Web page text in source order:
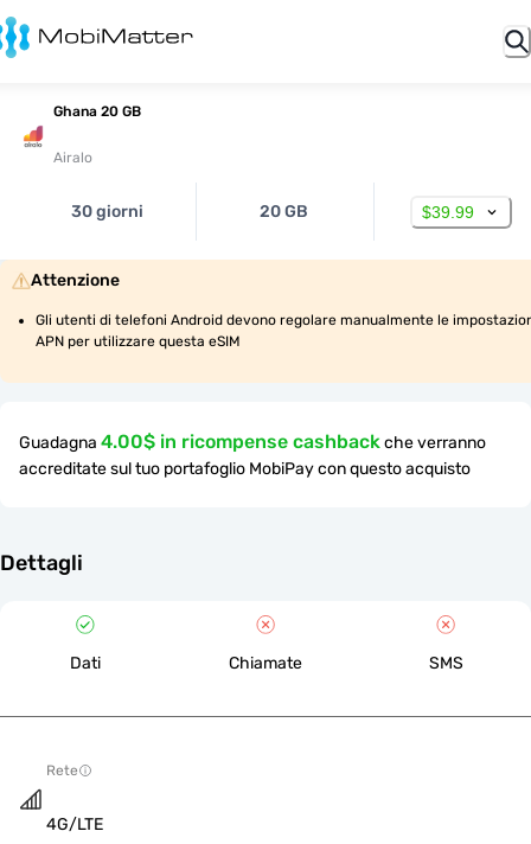
Ghana 20 GB
Airalo
30 giorni 20 GB $39.99
Attenzione
Gli utenti di telefoni Android devono regolare manualmente le
APN per utilizzare questa eSIM
Guadagna 4.00$ in ricompense cashbackche verranno
accreditate sul tuo portafoglio MobiPay con questo acquisto
Dettagli
Dati Chiamate SMS
Rete
4G/LTE